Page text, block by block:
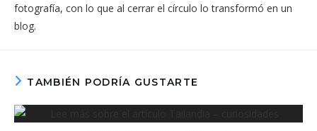
fotografía, con lo que al cerrar el círculo lo transformó en un
blog.
TAMBIÉN PODRÍA GUSTARTE